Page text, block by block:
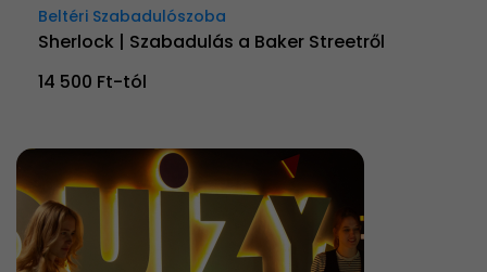
Beltéri Szabadulószoba
Sherlock | Szabadulás a Baker Streetről
14 500 Ft-tól